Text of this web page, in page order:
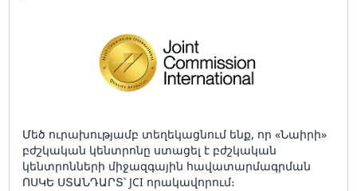
Մեծ ուրախությամբ տեղեկացնում ենք, որ «Նաիրի»
բժշկական կենտրոնը ստացել է բժշկական
կենտրոնների միջազգային հավատարմագրման
ՈՍԿԵ ՍՏԱՆԴԱՐՏ՝ JCI որակավորում։